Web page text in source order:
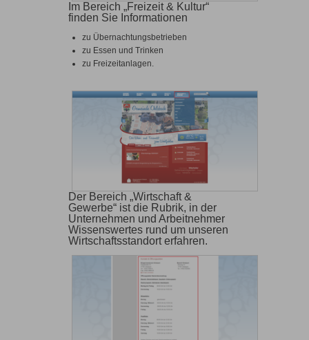
Im Bereich „Freizeit & Kultur“
finden Sie Informationen
zu Übernachtungsbetrieben
zu Essen und Trinken
zu Freizeitanlagen.
Der Bereich „Wirtschaft &
Gewerbe“ ist die Rubrik, in der
Unternehmen und Arbeitnehmer
Wissenswertes rund um unseren
Wirtschaftsstandort erfahren.